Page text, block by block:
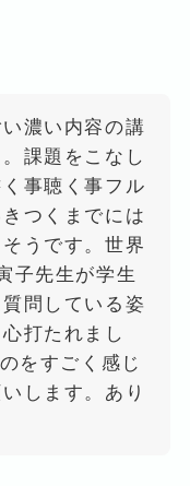
濃い内容の講
課題をこなし
事聴く事フル
つくまでには
うです。世界
子先生が学生
問している姿
打たれまし
をすごく感じ
します。あり